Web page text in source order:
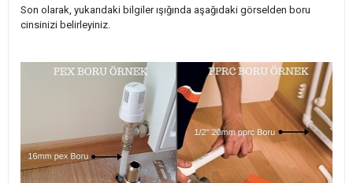
Son olarak, yukarıdaki bilgiler ışığında aşağıdaki görselden boru
cinsinizi belirleyiniz.